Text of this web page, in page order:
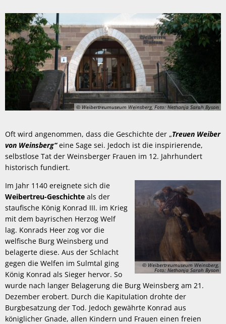
© Weibertreumuseum Weinsberg, Foto: Nethanja Sarah Byson
Oft wird angenommen, dass die Geschichte der „Treuen Weiber
von Weinsberg“eine Sage sei. Jedoch ist die inspirierende,
selbstlose Tat der Weinsberger Frauen im 12. Jahrhundert
historisch fundiert.
© Weibertreumuseum Weinsberg,
Foto: Nethanja Sarah Byson
Im Jahr 1140 ereignete sich die
Weibertreu-Geschichte als der
staufische König Konrad III. im Krieg
mit dem bayrischen Herzog Welf
lag. Konrads Heer zog vor die
welfische Burg Weinsberg und
belagerte diese. Aus der Schlacht
gegen die Welfen im Sulmtal ging
König Konrad als Sieger hervor. So
wurde nach langer Belagerung die Burg Weinsberg am 21.
Dezember erobert. Durch die Kapitulation drohte der
Burgbesatzung der Tod. Jedoch gewährte Konrad aus
königlicher Gnade, allen Kindern und Frauen einen freien